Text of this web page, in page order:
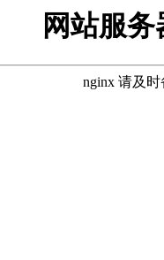
网站服
nginx 请及